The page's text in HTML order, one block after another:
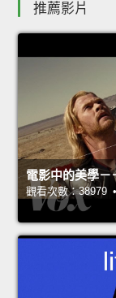
推薦影片
電影中的美學－
觀看次數：38979